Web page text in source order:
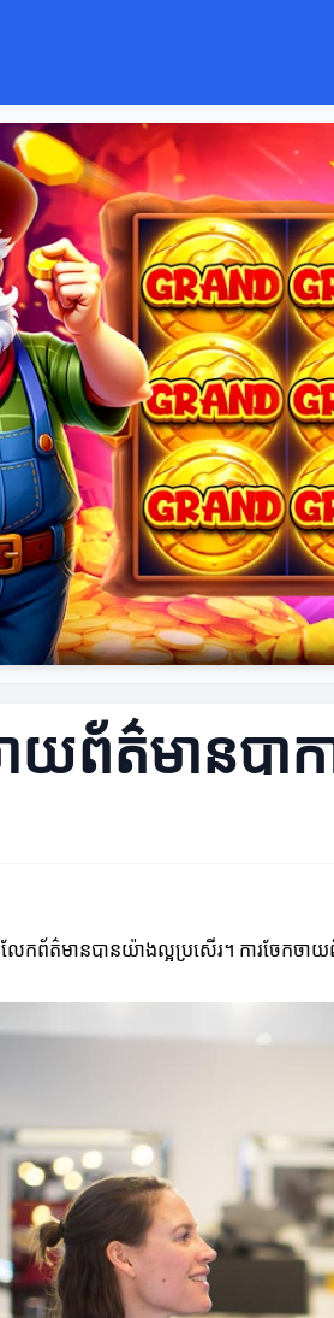
យព័ត៌មានបាក
លែកព័ត៌មានបានយ៉ាងល្អប្រសើរ។ ការចែកច